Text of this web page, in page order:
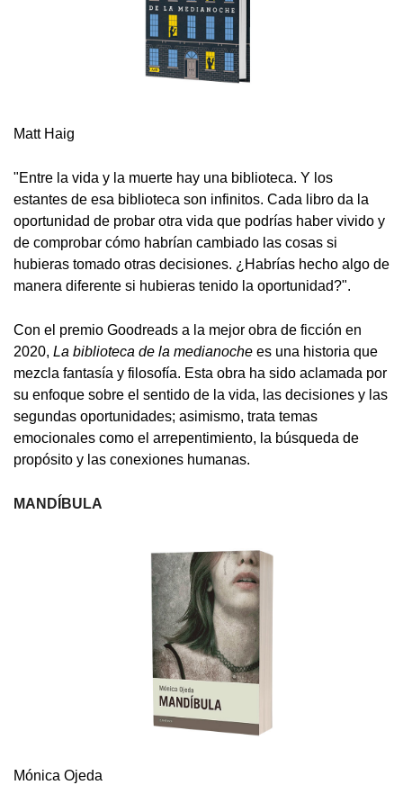
Matt Haig
"Entre la vida y la muerte hay una biblioteca. Y los
estantes de esa biblioteca son infinitos. Cada libro da la
oportunidad de probar otra vida que podrías haber vivido y
de comprobar cómo habrían cambiado las cosas si
hubieras tomado otras decisiones. ¿Habrías hecho algo de
manera diferente si hubieras tenido la oportunidad?".
Con el premio Goodreads a la mejor obra de ficción en
2020, La biblioteca de la medianoche es una historia que
mezcla fantasía y filosofía. Esta obra ha sido aclamada por
su enfoque sobre el sentido de la vida, las decisiones y las
segundas oportunidades; asimismo, trata temas
emocionales como el arrepentimiento, la búsqueda de
propósito y las conexiones humanas.
MANDÍBULA
Mónica Ojeda